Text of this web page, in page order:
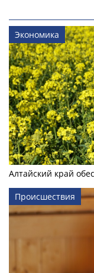
Экономика
Алтайский край
Происшествия